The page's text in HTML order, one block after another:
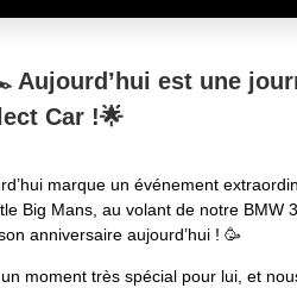
Aujourd’hui est une
Car !🌟
marque un événement
Big Mans, au volant de notre BMW
anniversaire aujourd’hui ! 🥳
un moment très spécial pour lui, et